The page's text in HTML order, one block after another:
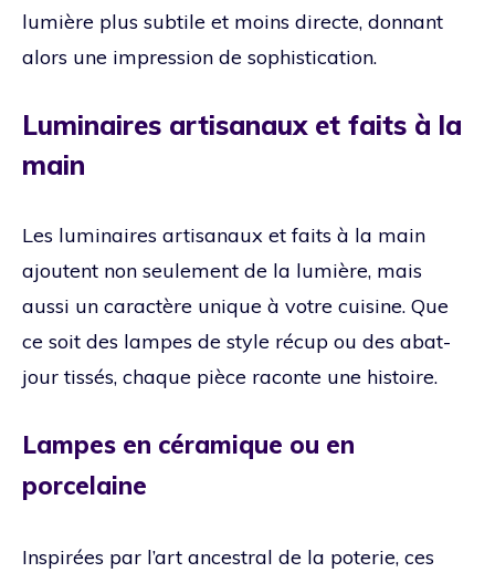
lumière plus subtile et moins directe, donnant
alors une impression de sophistication.
Luminaires artisanaux et faits à la
main
Les luminaires artisanaux et faits à la main
ajoutent non seulement de la lumière, mais
aussi un caractère unique à votre cuisine. Que
ce soit des lampes de style récup ou des abat-
jour tissés, chaque pièce raconte une histoire.
Lampes en céramique ou en
porcelaine
Inspirées par l’art ancestral de la poterie, ces